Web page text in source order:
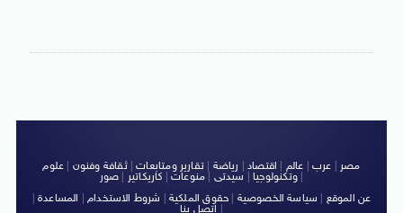
مصر عرب عالم اقتصاد رياضة |تقارير ومتابعات|ثقافة وفنون
علوم
وتكنولوجيا| سيدتى منوعات كاريكاتير صور
|
عن الموقع
سياسة الخصوصية حقوق الملكية شروط الاستخدام| المساعدة|
اتصل بنا